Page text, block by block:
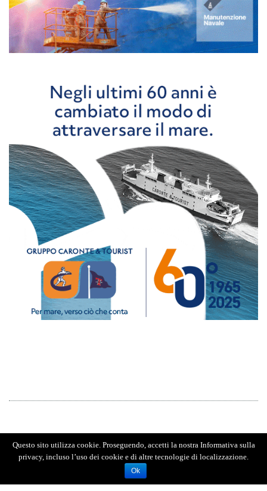
Questo sito utilizza cookie. Proseguendo, accetti la nostra Informativa sulla
privacy, incluso l’uso dei cookie e di altre tecnologie di localizzazione.
Ok